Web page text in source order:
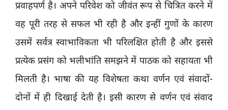
प्रवाहपर्ण है। अपने परिवेश को जीवंत रूप से चित्रित करने में
वह पूरी तरह से सफल भी रही है और इन्हीं गुणों के कारण
उसमें सर्वत्र स्वाभाविकता भी परिलक्षित होती है और इससे
प्रत्येक प्रसंग को भलीभांति समझने में पाठक को सहायता भी
मिलती है। भाषा की यह विशेषता कथा वर्णन एवं संवादों-
दोनों में ही दिखाई देती है। इसी कारण से वर्णन एवं संवाद